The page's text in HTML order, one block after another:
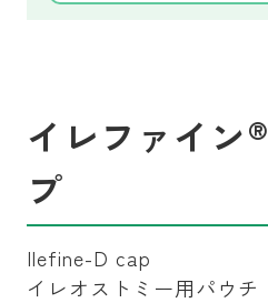
イレファイン®
プ
Ilefine-D cap
イレオストミー用パウチ